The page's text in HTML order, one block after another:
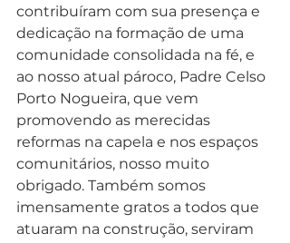
contribuíram com sua presença e
dedicação na formação de uma
comunidade consolidada na fé, e
ao nosso atual pároco, Padre Celso
Porto Nogueira, que vem
promovendo as merecidas
reformas na capela e nos espaços
comunitários, nosso muito
obrigado. Também somos
imensamente gratos a todos que
atuaram na construção, serviram